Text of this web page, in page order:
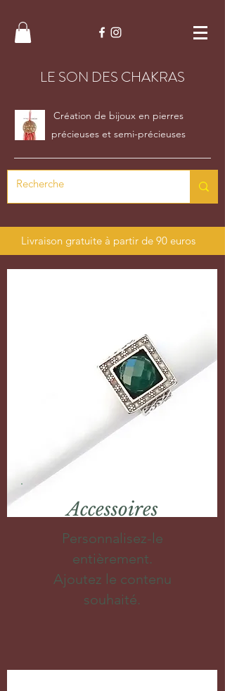
LE SON DES CHAKRAS
Création de bijoux en pierres
précieuses et semi-précieuses
Livraison gratuite à partir de 90 euros
Accessoires
Personnalisez-le
entièrement.
Ajoutez le contenu
souhaité.